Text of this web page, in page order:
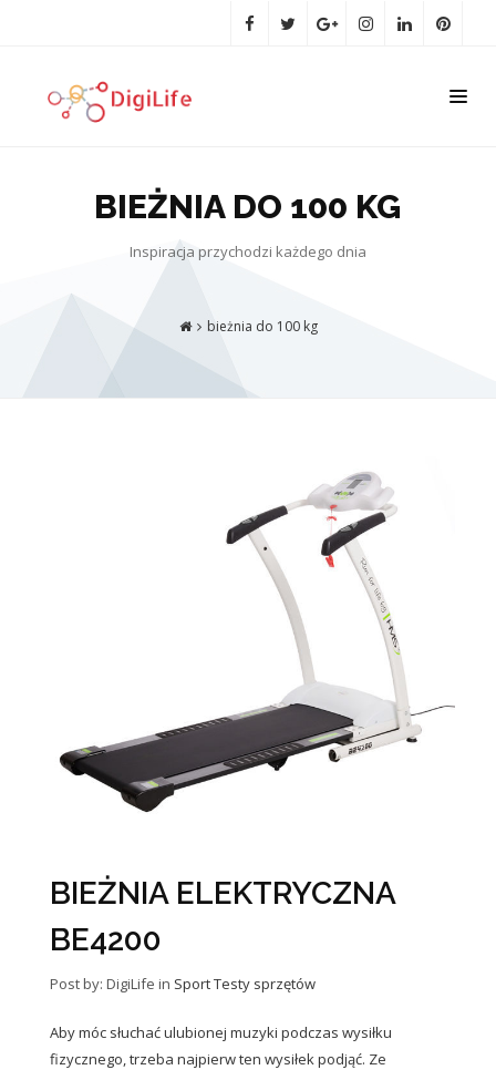
BIEŻNIA DO 100 KG
Inspiracja przychodzi każdego dnia
bieżnia do 100 kg
BIEŻNIA ELEKTRYCZNA
BE4200
Post by: DigiLife in SportTesty sprzętów
Aby móc słuchać ulubionej muzyki podczas wysiłku
fizycznego, trzeba najpierw ten wysiłek podjąć. Ze